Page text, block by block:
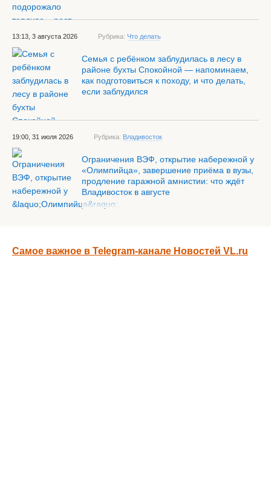
13:13, 3 августа 2026 Рубрика: Что делать
Семья с ребёнком заблудилась в лесу в
районе бухты Спокойной — напоминаем,
как подготовиться к походу, и что делать,
если заблудился
19:00, 31 июля 2026 Рубрика: Владивосток
Ограничения ВЭФ, открытие набережной у
«Олимпийца», завершение приёма в вузы,
продление гаражной амнистии: что ждёт
Владивосток в августе
Самое важное в Telegram-канале Новостей VL.ru